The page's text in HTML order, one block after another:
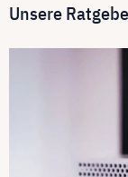
Unsere